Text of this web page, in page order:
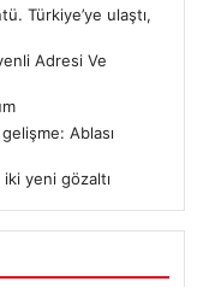
Türkiye’ye ulaştı,
Adresi Ve
Ablası
yeni gözaltı